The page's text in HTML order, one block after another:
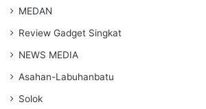
MEDAN
Review Gadget Singkat
NEWS MEDIA
Asahan-Labuhanbatu
Solok